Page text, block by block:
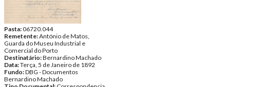
Pasta:06720.044
Remetente:António de Matos,
Guarda do Museu Industrial e
Comercial do Porto
Destinatário:Bernardino Machado
Data:Terça, 5 de Janeiro de 1892
Fundo:DBG - Documentos
Bernardino Machado